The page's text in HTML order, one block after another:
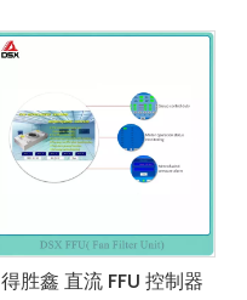
得胜鑫 直流 FFU 控制器